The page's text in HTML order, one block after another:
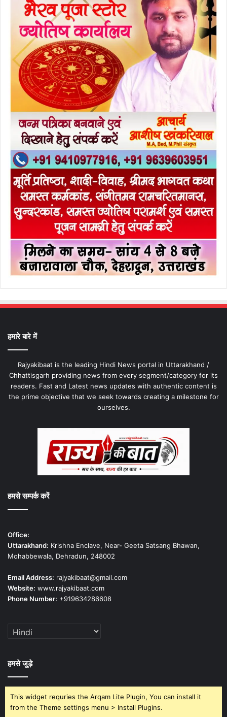
हमारे बारे में
Rajyakibaat is the leading Hindi News portal in Uttarakhand /
Chhattisgarh providing news from every segment/category for its
readers. Fast and Latest news updates with authentic content is
the prime objective that we seek towards creating a milestone for
ourselves.
हमसे सम्पर्क करें
Office:
Uttarakhand: Krishna Enclave, Near- Geeta Satsang Bhawan,
Mohabbewala, Dehradun, 248002
Email Address: rajyakibaat@gmail.com
Website: www.rajyakibaat.com
Phone Number: +919634286608
हमसे जुड़े
This widget requries the Arqam Lite Plugin, You can install it
from the Theme settings menu > Install Plugins.